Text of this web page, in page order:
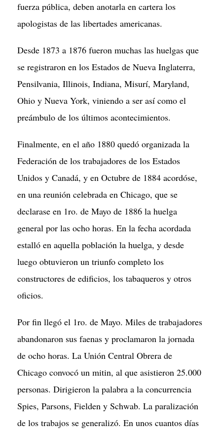
fuerza pública, deben anotarla en cartera los
apologistas de las libertades americanas.
Desde 1873 a 1876 fueron muchas las huelgas que
se registraron en los Estados de Nueva Inglaterra,
Pensilvania, Illinois, Indiana, Misurí, Maryland,
Ohio y Nueva York, viniendo a ser así como el
preámbulo de los últimos acontecimientos.
Finalmente, en el año 1880 quedó organizada la
Federación de los trabajadores de los Estados
Unidos y Canadá, y en Octubre de 1884 acordóse,
en una reunión celebrada en Chicago, que se
declarase en 1ro. de Mayo de 1886 la huelga
general por las ocho horas. En la fecha acordada
estalló en aquella población la huelga, y desde
luego obtuvieron un triunfo completo los
constructores de edificios, los tabaqueros y otros
oficios.
Por fin llegó el 1ro. de Mayo. Miles de trabajadores
abandonaron sus faenas y proclamaron la jornada
de ocho horas. La Unión Central Obrera de
Chicago convocó un mitin, al que asistieron 25.000
personas. Dirigieron la palabra a la concurrencia
Spies, Parsons, Fielden y Schwab. La paralización
de los trabajos se generalizó. En unos cuantos días